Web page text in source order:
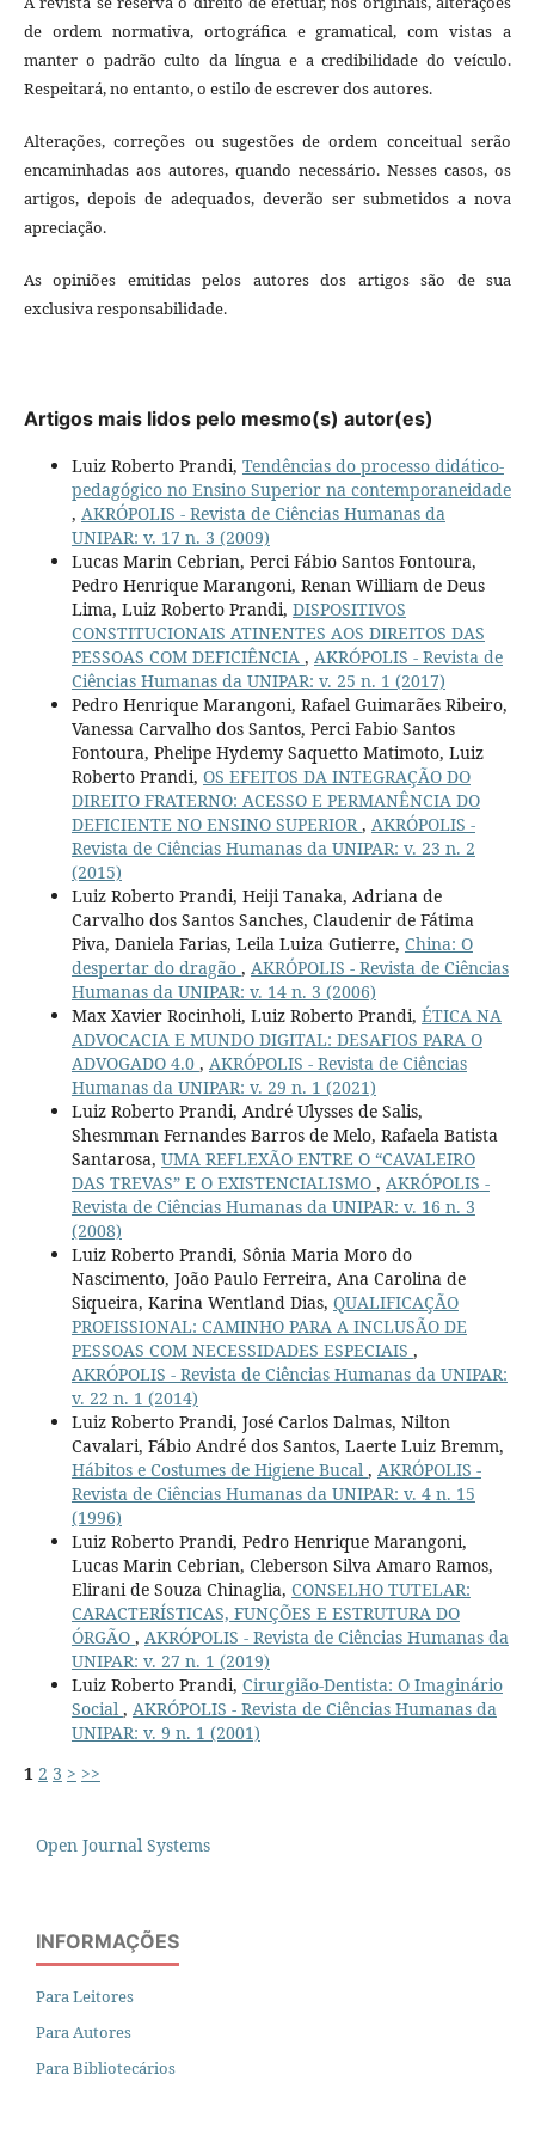
de ordem normativa, ortográfica e gramatical, com vistas a
manter o padrão culto da língua e a credibilidade do veículo.
Respeitará, no entanto, o estilo de escrever dos autores.
Alterações, correções ou sugestões de ordem conceitual serão
encaminhadas aos autores, quando necessário. Nesses casos, os
artigos, depois de adequados, deverão ser submetidos a nova
apreciação.
As opiniões emitidas pelos autores dos artigos são de sua
exclusiva responsabilidade.
Artigos mais lidos pelo mesmo(s) autor(es)
Luiz Roberto Prandi, Tendências do processo didático-
pedagógico no Ensino Superior na contemporaneidade
, AKRÓPOLIS - Revista de Ciências Humanas da
UNIPAR: v. 17 n. 3 (2009)
Lucas Marin Cebrian, Perci Fábio Santos Fontoura,
Pedro Henrique Marangoni, Renan William de Deus
Lima, Luiz Roberto Prandi, DISPOSITIVOS
CONSTITUCIONAIS ATINENTES AOS DIREITOS DAS
PESSOAS COM DEFICIÊNCIA , AKRÓPOLIS - Revista de
Ciências Humanas da UNIPAR: v. 25 n. 1 (2017)
Pedro Henrique Marangoni, Rafael Guimarães Ribeiro,
Vanessa Carvalho dos Santos, Perci Fabio Santos
Fontoura, Phelipe Hydemy Saquetto Matimoto, Luiz
Roberto Prandi, OS EFEITOS DA INTEGRAÇÃO DO
DIREITO FRATERNO: ACESSO E PERMANÊNCIA DO
DEFICIENTE NO ENSINO SUPERIOR , AKRÓPOLIS -
Revista de Ciências Humanas da UNIPAR: v. 23 n. 2
(2015)
Luiz Roberto Prandi, Heiji Tanaka, Adriana de
Carvalho dos Santos Sanches, Claudenir de Fátima
Piva, Daniela Farias, Leila Luiza Gutierre, China: O
despertar do dragão , AKRÓPOLIS - Revista de Ciências
Humanas da UNIPAR: v. 14 n. 3 (2006)
Max Xavier Rocinholi, Luiz Roberto Prandi, ÉTICA NA
ADVOCACIA E MUNDO DIGITAL: DESAFIOS PARA O
ADVOGADO 4.0 , AKRÓPOLIS - Revista de Ciências
Humanas da UNIPAR: v. 29 n. 1 (2021)
Luiz Roberto Prandi, André Ulysses de Salis,
Shesmman Fernandes Barros de Melo, Rafaela Batista
Santarosa, UMA REFLEXÃO ENTRE O “CAVALEIRO
DAS TREVAS” E O EXISTENCIALISMO , AKRÓPOLIS -
Revista de Ciências Humanas da UNIPAR: v. 16 n. 3
(2008)
Luiz Roberto Prandi, Sônia Maria Moro do
Nascimento, João Paulo Ferreira, Ana Carolina de
Siqueira, Karina Wentland Dias, QUALIFICAÇÃO
PROFISSIONAL: CAMINHO PARA A INCLUSÃO DE
PESSOAS COM NECESSIDADES ESPECIAIS ,
AKRÓPOLIS - Revista de Ciências Humanas da UNIPAR:
v. 22 n. 1 (2014)
Luiz Roberto Prandi, José Carlos Dalmas, Nilton
Cavalari, Fábio André dos Santos, Laerte Luiz Bremm,
Hábitos e Costumes de Higiene Bucal , AKRÓPOLIS -
Revista de Ciências Humanas da UNIPAR: v. 4 n. 15
(1996)
Luiz Roberto Prandi, Pedro Henrique Marangoni,
Lucas Marin Cebrian, Cleberson Silva Amaro Ramos,
Elirani de Souza Chinaglia, CONSELHO TUTELAR:
CARACTERÍSTICAS, FUNÇÕES E ESTRUTURA DO
ÓRGÃO , AKRÓPOLIS - Revista de Ciências Humanas da
UNIPAR: v. 27 n. 1 (2019)
Luiz Roberto Prandi, Cirurgião-Dentista: O Imaginário
Social , AKRÓPOLIS - Revista de Ciências Humanas da
UNIPAR: v. 9 n. 1 (2001)
1 2 3 > >>
Open Journal Systems
INFORMAÇÕES
Para Leitores
Para Autores
Para Bibliotecários